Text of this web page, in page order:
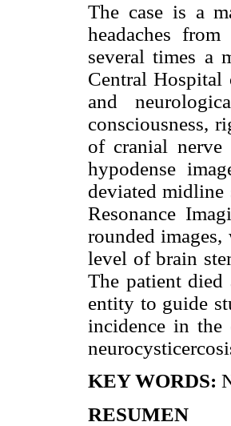
The case is a
headaches
several times a
Central Hospital
and
consciousness,
of cranial nerve
hypodense
deviated midline
Resonance
rounded
level of brain
The patient
entity to guide
incidence in the
KEY WORDS:
RESUMEN